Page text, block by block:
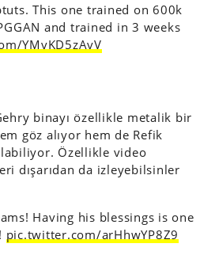
This one trained on 600k
and trained in 3 weeks
YMvKD5zAvV
binayı özellikle metalik bir
göz alıyor hem de Refik
Özellikle video
dışarıdan da izleyebilsinler
Having his blessings is one
pic.twitter.com/arHhwYP8Z9